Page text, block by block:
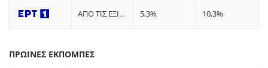
ΑΠΟ ΤΙΣ ΕΞΙ… 5,3% 10,3%
ΠΡΩΙΝΕΣ ΕΚΠΟΜΠΕΣ